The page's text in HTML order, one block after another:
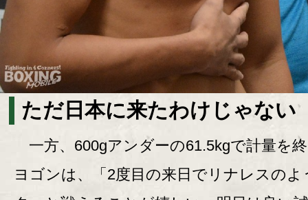
ただ日本に来たわけじゃない
一方、600gアンダーの61.5kgで計量を
ヨゴンは、「2度目の来日でリナレスのよ